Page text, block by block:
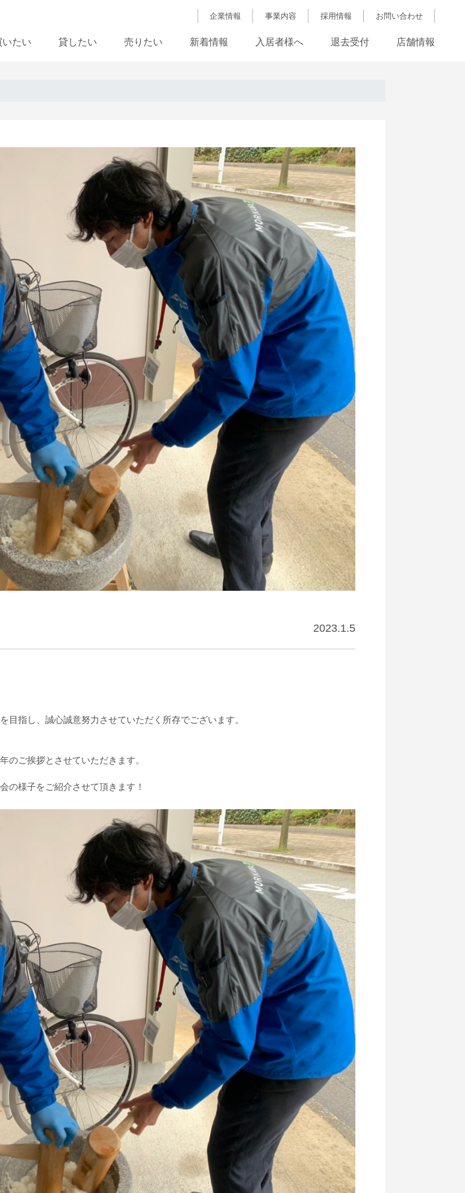
いたい 貸したい 売りたい 新着情報 入居者様へ 退去受付 店舗情報
企業情報 事業内容 採用情報 お問い合わせ
2023.1.5
指し、誠心誠意努力させていただく所存でございます。
のご挨拶とさせていただきます。
の様子をご紹介させて頂きます！